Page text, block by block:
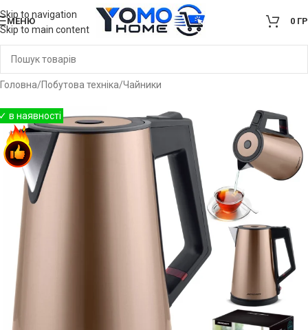
Skip to navigation
Skip to main content
МЕНЮ 0
Головна/Побутова техніка/Чайники